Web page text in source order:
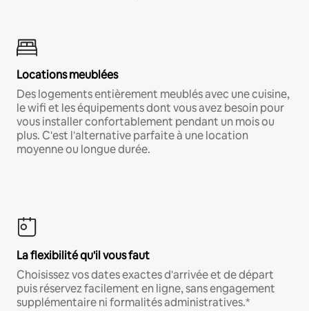
Locations meublées
Des logements entièrement meublés avec une cuisine,
le wifi et les équipements dont vous avez besoin pour
vous installer confortablement pendant un mois ou
plus. C'est l'alternative parfaite à une location
moyenne ou longue durée.
La flexibilité qu'il vous faut
Choisissez vos dates exactes d'arrivée et de départ
puis réservez facilement en ligne, sans engagement
supplémentaire ni formalités administratives.*